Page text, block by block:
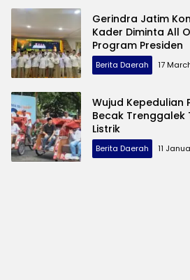
Gerindra Jatim
Kader Diminta All
Program Presiden
Berita Daerah 17
Wujud Kepedulian
Becak Trenggalek
Listrik
Berita Daerah 11